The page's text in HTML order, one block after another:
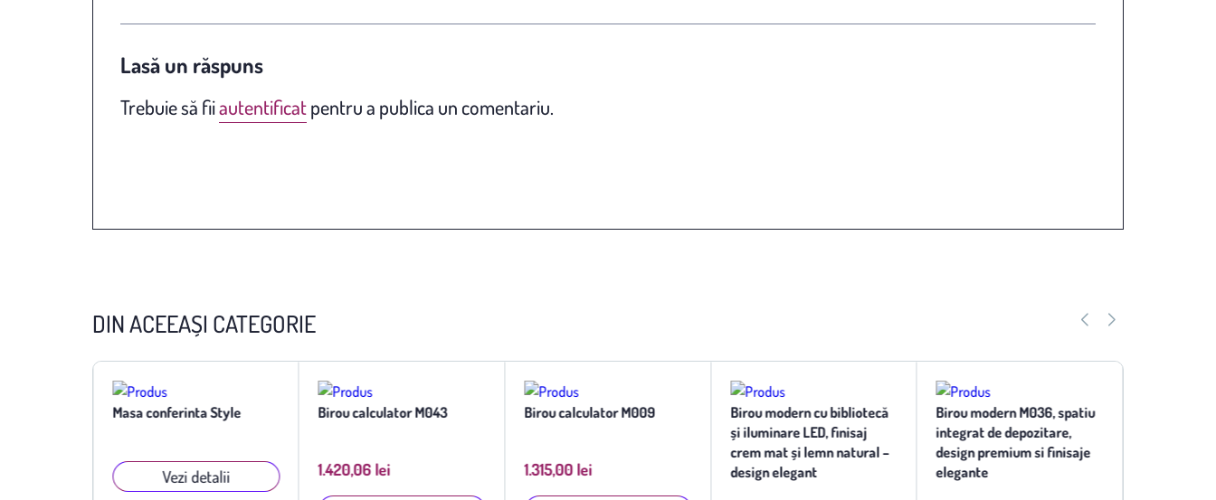
Lasă un răspuns
Trebuie să fiiautentificatpentru a publica un comentariu.
DIN ACEEAȘI CATEGORIE
Masa conferinta Style
Vezi detalii
Birou calculator M043
1.420,06 lei
Birou calculator M009
1.315,00 lei
Birou modern cu bibliotecă
și iluminare LED, finisaj
crem mat și lemn natural –
design elegant
Birou modern M036, spatiu
integrat de depozitare,
design premium si finisaje
elegante